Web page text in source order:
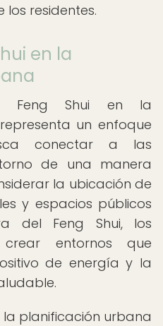
residentes.
en la
Feng Shui en la
un enfoque
conectar a las
de una manera
la ubicación de
y espacios públicos
del Feng Shui, los
entornos que
de energía y la
la planificación urbana